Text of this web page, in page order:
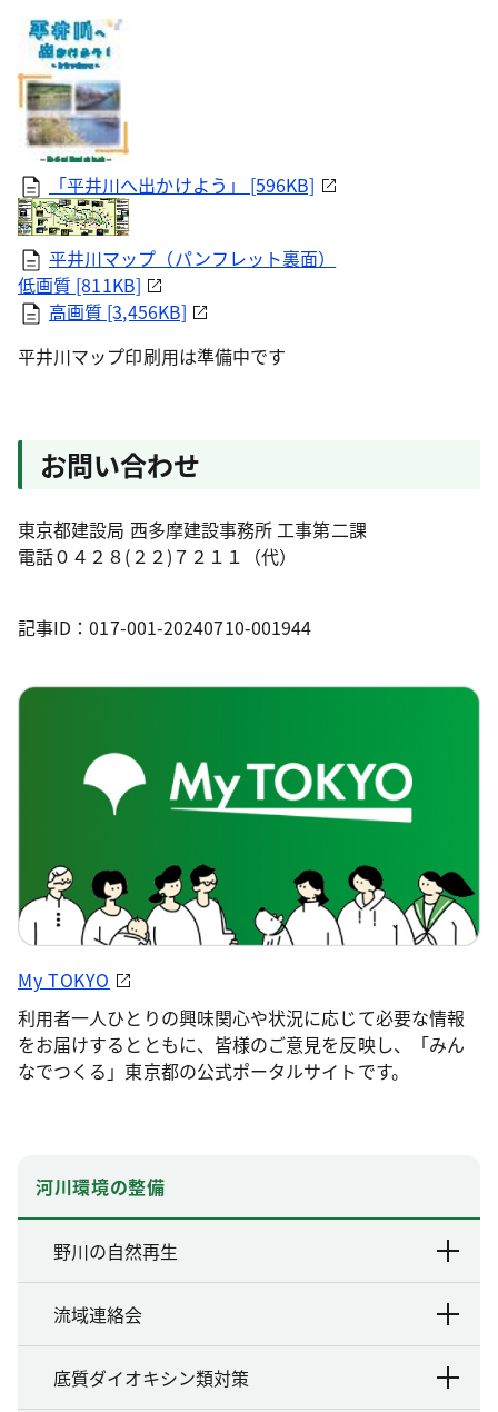
「平井川へ出かけよう」 [596KB]
平井川マップ（パンフレット裏面）
低画質 [811KB]
高画質 [3,456KB]
平井川マップ印刷用は準備中です
お問い合わせ
東京都建設局 西多摩建設事務所 工事第二課
電話０４２８(２２)７２１１（代）
記事ID：017-001-20240710-001944
My TOKYO
利用者一人ひとりの興味関心や状況に応じて必要な情報
をお届けするとともに、皆様のご意見を反映し、「みん
なでつくる」東京都の公式ポータルサイトです。
河川環境の整備
野川の自然再生
流域連絡会
底質ダイオキシン類対策